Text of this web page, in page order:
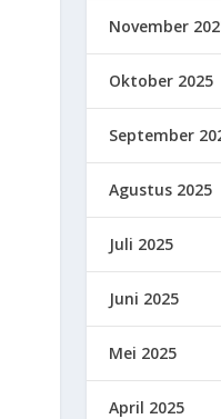
November
Oktober 2025
September
Agustus 2025
Juli 2025
Juni 2025
Mei 2025
April 2025